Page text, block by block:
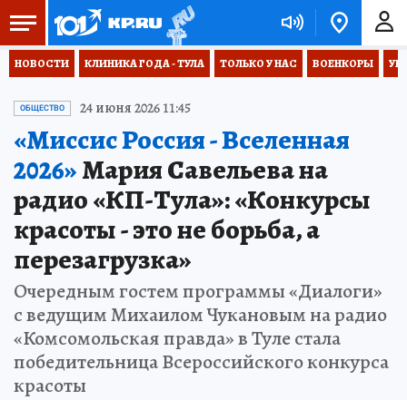
НОВОСТИ КЛИНИКА ГОДА - ТУЛА ТОЛЬКО У НАС ВОЕНКОРЫ
ОБЩЕСТВО 24 июня 2026 11:45
«Миссис Россия - Вселенная
2026»Мария Савельева на
радио «КП-Тула»: «Конкурсы
красоты - это не борьба, а
перезагрузка»
Очередным гостем программы «Диалоги»
с ведущим Михаилом Чукановым на радио
«Комсомольская правда» в Туле стала
победительница Всероссийского конкурса
красоты